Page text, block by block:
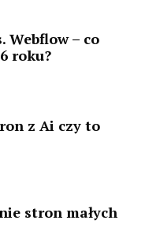
Webflow – co
roku?
z Ai czy to
stron małych